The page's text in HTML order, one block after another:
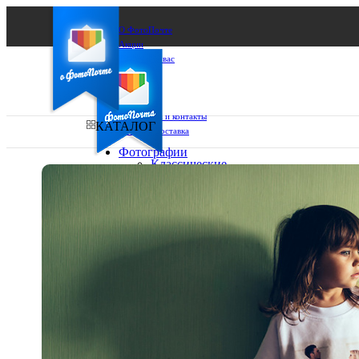
О ФотоПочте
Акции
Сделаем за вас
Бизнесу
FAQ
Франшиза
Поддержка и контакты
Оплата и доставка
КАТАЛОГ
Фотографии
Классические
13х18
15х15